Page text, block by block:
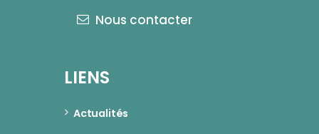
Nous contacter
LIENS
Actualités